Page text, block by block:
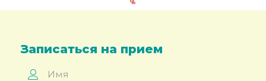
Записаться на прием
Имя